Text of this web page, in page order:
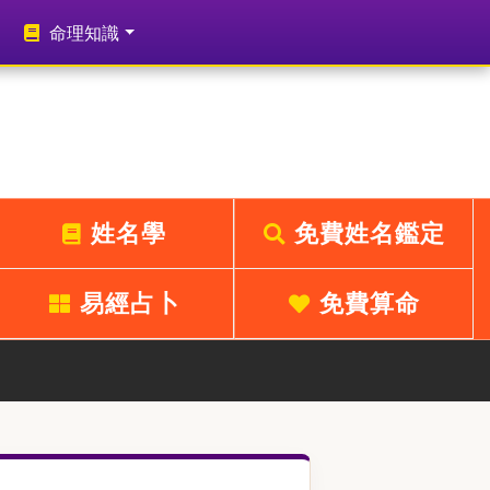
命理知識
姓名學 免費姓名鑑定
易經占卜 免費算命